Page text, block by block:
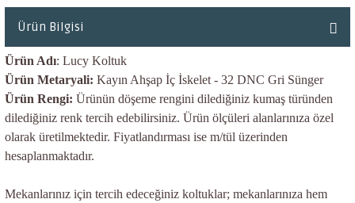
Ürün Bilgisi
Ürün Adı: Lucy Koltuk
Ürün Metaryali: Kayın Ahşap İç İskelet - 32 DNC Gri Sünger
Ürün Rengi: Ürünün döşeme rengini dilediğiniz kumaş türünden
dilediğiniz renk tercih edebilirsiniz. Ürün ölçüleri alanlarınıza özel
olarak üretilmektedir. Fiyatlandırması ise m/tül üzerinden
hesaplanmaktadır.
Mekanlarınız için tercih edeceğiniz koltuklar; mekanlarınıza hem